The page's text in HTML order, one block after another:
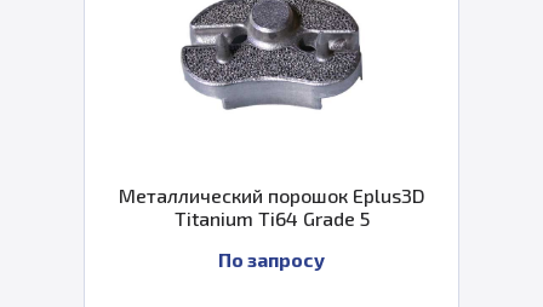
Металлический порошок Eplus3D
Titanium Ti64 Grade 5
По запросу